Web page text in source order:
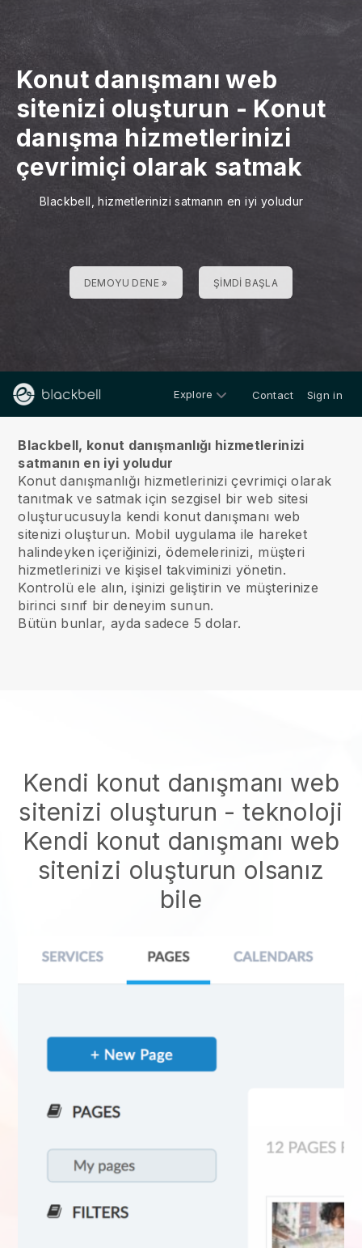
Konut danışmanı web
sitenizi oluşturun - Konut
danışma hizmetlerinizi
çevrimiçi olarak satmak
Blackbell, hizmetlerinizi satmanın en iyi yoludur
DEMOYU DENE » ŞIMDI BAŞLA
Explore Contact Sign in
Blackbell, konut danışmanlığı hizmetlerinizi
satmanın en iyi yoludur
Konut danışmanlığı hizmetlerinizi çevrimiçi olarak
tanıtmak ve satmak için sezgisel bir web sitesi
oluşturucusuyla kendi konut danışmanı web
sitenizi oluşturun. Mobil uygulama ile hareket
halindeyken içeriğinizi, ödemelerinizi, müşteri
hizmetlerinizi ve kişisel takviminizi yönetin.
Kontrolü ele alın, işinizi geliştirin ve müşterinize
birinci sınıf bir deneyim sunun.
Bütün bunlar, ayda sadece 5 dolar.
Kendi konut danışmanı web
sitenizi oluşturun - teknoloji
Kendi konut danışmanı web
sitenizi oluşturun olsanız
bile